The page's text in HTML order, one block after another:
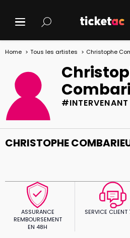
Home Tous les artistes Christophe
#INTERVENANT
CHRISTOPHE
ASSURANCE
REMBOURSEMENT
EN 48H
SERVICE